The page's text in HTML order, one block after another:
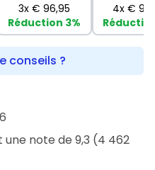
3x € 96,95
Réduction 3%
4x €
conseils ?
une note de 9,3 (4 462